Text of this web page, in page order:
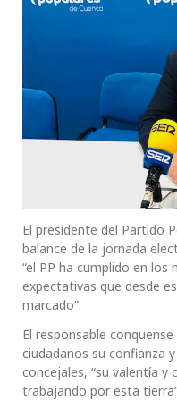
El presidente del Partido
balance de la jornada
“el PP ha cumplido en los
expectativas que desde
marcado”.
El responsable
ciudadanos su confianza
concejales, “su valentía y
trabajando por esta